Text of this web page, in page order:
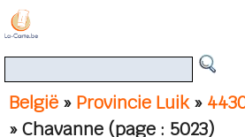
België » Provincie Luik»
» Chavanne (page : 5023)